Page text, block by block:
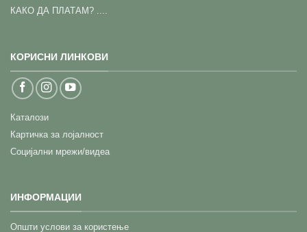
КАКО ДА ПЛАТАМ? ....
КОРИСНИ ЛИНКОВИ
Каталози
Картичка за лојалност
Социјални мрежи/видеа
ИНФОРМАЦИИ
Општи услови за користење